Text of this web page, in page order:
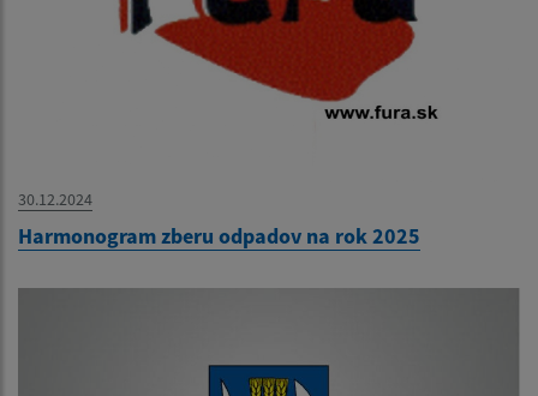
30.12.2024
Harmonogram zberu odpadov na rok 2025